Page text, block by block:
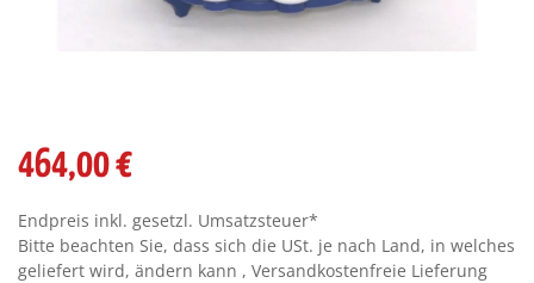
464,00 €
Endpreis inkl. gesetzl. Umsatzsteuer*
Bitte beachten Sie, dass sich die USt. je nach Land, in welches
geliefert wird, ändern kann , Versandkostenfreie Lieferung